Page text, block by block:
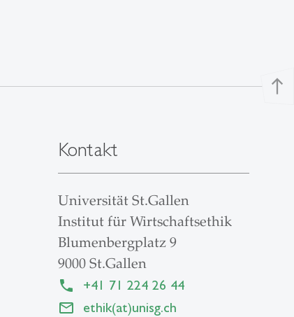
north
Kontakt
Universität St.Gallen
Institut für Wirtschaftsethik
Blumenbergplatz 9
9000 St.Gallen
+41 71 224 26 44
ethik(at)unisg.ch